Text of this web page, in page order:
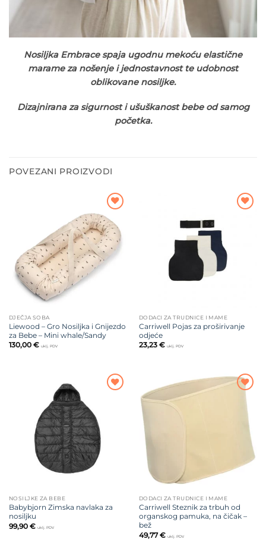
Nosiljka Embrace spaja ugodnu mekoću elastične
marame za nošenje i jednostavnost te udobnost
oblikovane nosiljke.
Dizajnirana za sigurnost i ušuškanost bebe od samog
početka.
POVEZANI PROIZVODI
Dodajte
na listu
želja
DJEČJA SOBA
Liewood – Gro Nosiljka i Gnijezdo
za Bebe – Mini whale/Sandy
130,00 € uklj. PDV
DODACI ZA TRUDNICE I MAME
Carriwell Pojas za proširivanje
odjeće
23,23 € uklj. PDV
NOSILJKE ZA BEBE
Babybjorn Zimska navlaka za
nosiljku
99,90 € uklj. PDV
Dodajte
DODACI ZA TRUDNICE I MAME
Carriwell Steznik za trbuh od
organskog pamuka, na čičak –
bež
49,77€ uklj. PDV